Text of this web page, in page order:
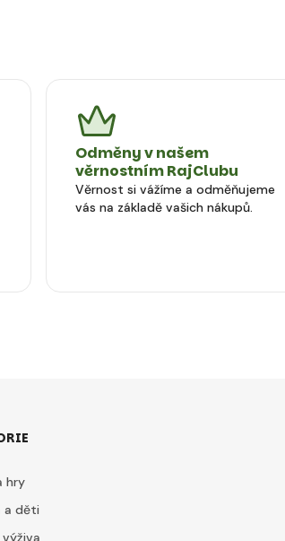
Odměny v našem
věrnostním RajClubu
Věrnost si vážíme a odměňujeme
vás na základě vašich nákupů.
hry
a děti